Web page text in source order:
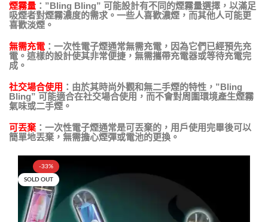
煙霧量 ：”Bling Bling” 可能設計有不同的煙霧量選擇，以滿足
吸煙者對煙霧濃度的需求。一些人喜歡濃煙，而其他人可能更
喜歡淡煙。
無需充電 ：一次性電子煙通常無需充電，因為它們已經預先充
電。這樣的設計使其非常便捷，無需攜帶充電器或等待充電完
成。
社交場合使用 ：由於其時尚外觀和無二手煙的特性，”Bling
Bling” 可能適合在社交場合使用，而不會對周圍環境產生煙霧
氣味或二手煙。
可丟棄 ：一次性電子煙通常是可丟棄的，用戶使用完畢後可以
簡單地丟棄，無需擔心煙彈或電池的更換。
-33%
SOLD OUT